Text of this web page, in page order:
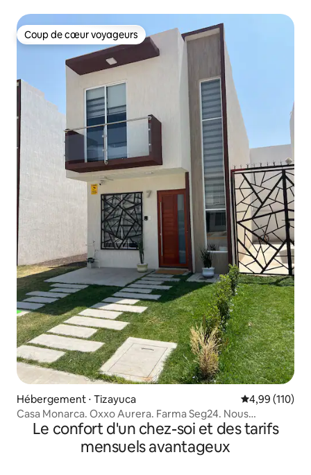
Coup de cœur voyageurs
Coup de cœur voyageurs
Hébergement ⋅ Tizayuca Évaluation
4,99 (110)
Casa Monarca. Oxxo Aurera. Farma Seg24. Nous
facturons
Le confort d'un chez-soi et des tarifs
mensuels avantageux